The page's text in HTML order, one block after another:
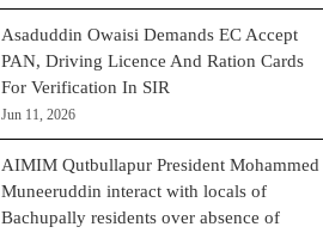
Asaduddin Owaisi Demands EC Accept
PAN, Driving Licence And Ration Cards
For Verification In SIR
Jun 11, 2026
AIMIM Qutbullapur President Mohammed
Muneeruddin interact with locals of
Bachupally residents over absence of